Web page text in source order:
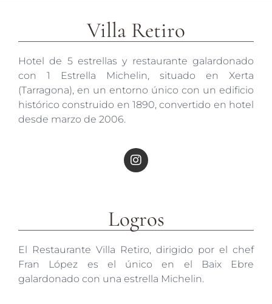
Villa Retiro
Hotel de 5 estrellas y restaurante galardonado
con 1 Estrella Michelin, situado en Xerta
(Tarragona), en un entorno único con un edificio
histórico construido en 1890, convertido en hotel
desde marzo de 2006.
Logros
El Restaurante Villa Retiro, dirigido por el chef
Fran López es el único en el Baix Ebre
galardonado con una estrella Michelin.